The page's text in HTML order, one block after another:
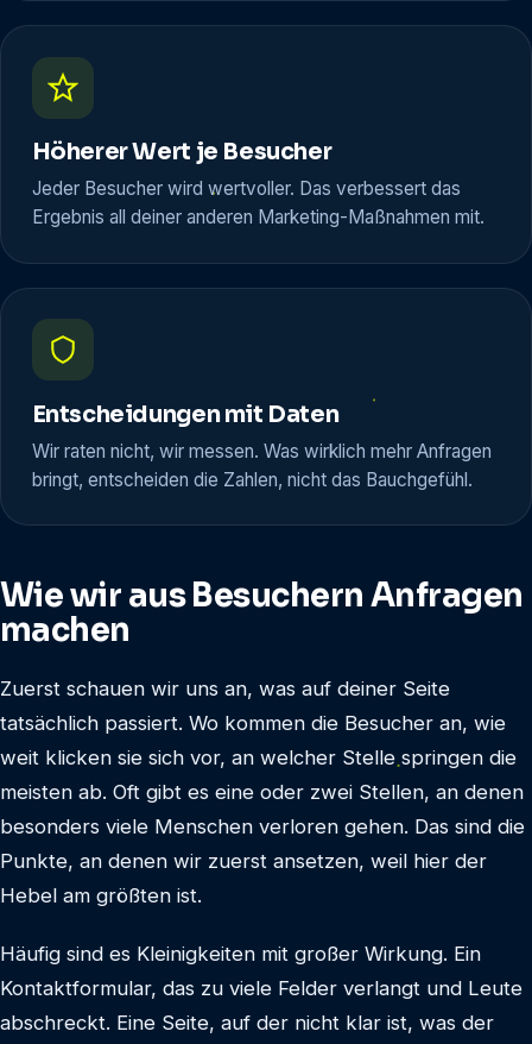
Höherer Wert je Besucher
Jeder Besucher wird wertvoller. Das verbessert das
Ergebnis all deiner anderen Marketing-Maßnahmen mit.
Entscheidungen mit Daten
Wir raten nicht, wir messen. Was wirklich mehr Anfragen
bringt, entscheiden die Zahlen, nicht das Bauchgefühl.
Wie wir aus Besuchern Anfragen
machen
Zuerst schauen wir uns an, was auf deiner Seite
tatsächlich passiert. Wo kommen die Besucher an, wie
weit klicken sie sich vor, an welcher Stelle springen die
meisten ab. Oft gibt es eine oder zwei Stellen, an denen
besonders viele Menschen verloren gehen. Das sind die
Punkte, an denen wir zuerst ansetzen, weil hier der
Hebel am größten ist.
Häufig sind es Kleinigkeiten mit großer Wirkung. Ein
Kontaktformular, das zu viele Felder verlangt und Leute
abschreckt. Eine Seite, auf der nicht klar ist, was der